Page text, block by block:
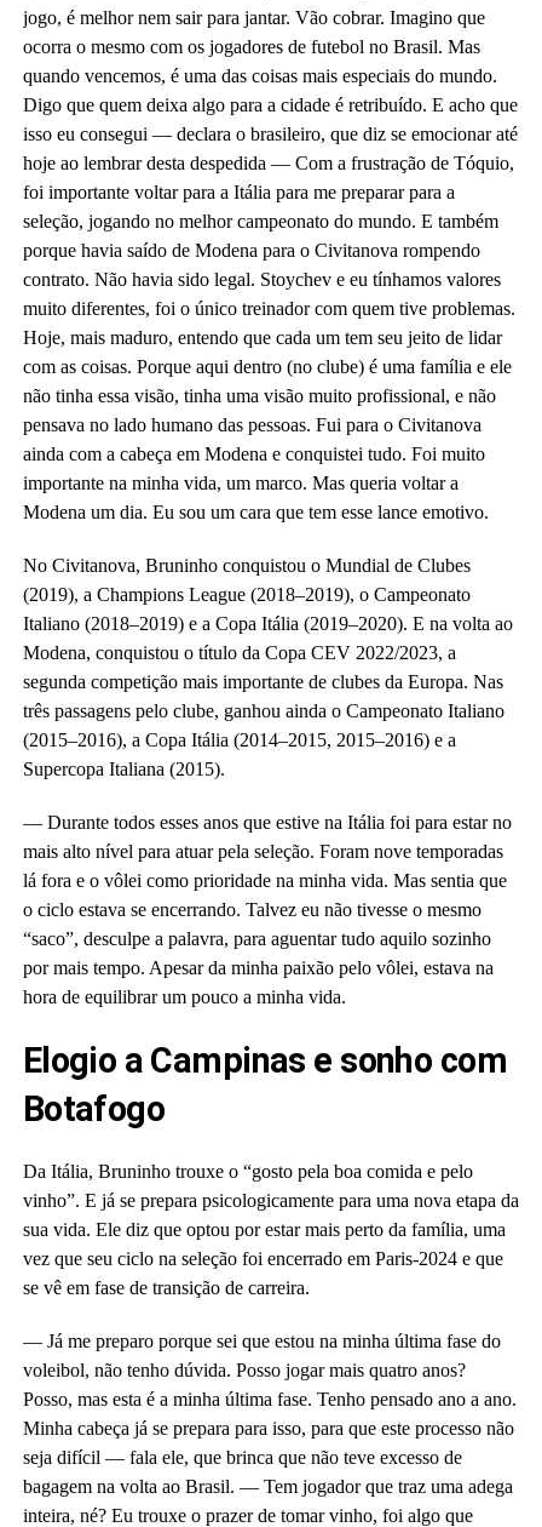
jogo, é melhor nem sair para jantar. Vão cobrar. Imagino que
ocorra o mesmo com os jogadores de futebol no Brasil. Mas
quando vencemos, é uma das coisas mais especiais do mundo.
Digo que quem deixa algo para a cidade é retribuído. E acho que
isso eu consegui — declara o brasileiro, que diz se emocionar até
hoje ao lembrar desta despedida — Com a frustração de Tóquio,
foi importante voltar para a Itália para me preparar para a
seleção, jogando no melhor campeonato do mundo. E também
porque havia saído de Modena para o Civitanova rompendo
contrato. Não havia sido legal. Stoychev e eu tínhamos valores
muito diferentes, foi o único treinador com quem tive problemas.
Hoje, mais maduro, entendo que cada um tem seu jeito de lidar
com as coisas. Porque aqui dentro (no clube) é uma família e ele
não tinha essa visão, tinha uma visão muito profissional, e não
pensava no lado humano das pessoas. Fui para o Civitanova
ainda com a cabeça em Modena e conquistei tudo. Foi muito
importante na minha vida, um marco. Mas queria voltar a
Modena um dia. Eu sou um cara que tem esse lance emotivo.
No Civitanova, Bruninho conquistou o Mundial de Clubes
(2019), a Champions League (2018–2019), o Campeonato
Italiano (2018–2019) e a Copa Itália (2019–2020). E na volta ao
Modena, conquistou o título da Copa CEV 2022/2023, a
segunda competição mais importante de clubes da Europa. Nas
três passagens pelo clube, ganhou ainda o Campeonato Italiano
(2015–2016), a Copa Itália (2014–2015, 2015–2016) e a
Supercopa Italiana (2015).
— Durante todos esses anos que estive na Itália foi para estar no
mais alto nível para atuar pela seleção. Foram nove temporadas
lá fora e o vôlei como prioridade na minha vida. Mas sentia que
o ciclo estava se encerrando. Talvez eu não tivesse o mesmo
“saco”, desculpe a palavra, para aguentar tudo aquilo sozinho
por mais tempo. Apesar da minha paixão pelo vôlei, estava na
hora de equilibrar um pouco a minha vida.
Elogio a Campinas e sonho com
Botafogo
Da Itália, Bruninho trouxe o “gosto pela boa comida e pelo
vinho”. E já se prepara psicologicamente para uma nova etapa da
sua vida. Ele diz que optou por estar mais perto da família, uma
vez que seu ciclo na seleção foi encerrado em Paris-2024 e que
se vê em fase de transição de carreira.
— Já me preparo porque sei que estou na minha última fase do
voleibol, não tenho dúvida. Posso jogar mais quatro anos?
Posso, mas esta é a minha última fase. Tenho pensado ano a ano.
Minha cabeça já se prepara para isso, para que este processo não
seja difícil — fala ele, que brinca que não teve excesso de
bagagem na volta ao Brasil. — Tem jogador que traz uma adega
inteira, né? Eu trouxe o prazer de tomar vinho, foi algo que